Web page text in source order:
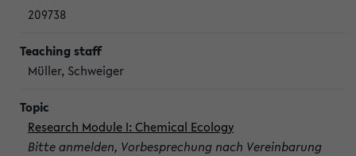
209738
Müller, Schweiger
Research Module I: Chemical Ecology
Bitte anmelden, Vorbesprechung nach Vereinbarung